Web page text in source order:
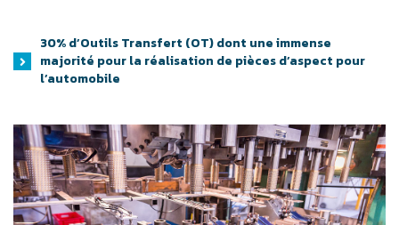
30% d’Outils Transfert (OT) dont une immense
majorité pour la réalisation de pièces d’aspect pour
l’automobile